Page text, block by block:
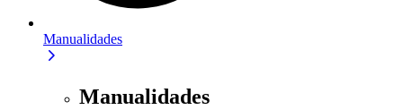
Manualidades
Manualidades